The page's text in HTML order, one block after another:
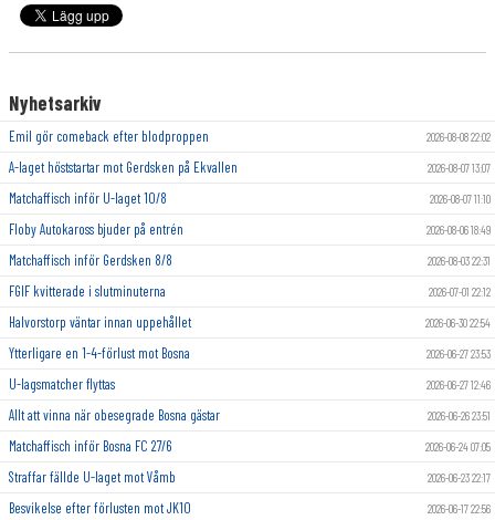
Nyhetsarkiv
Emil gör comeback efter blodproppen 2026-08-08 22:02
A-laget höststartar mot Gerdsken på Ekvallen 2026-08-07 13:07
Matchaffisch inför U-laget 10/8 2026-08-07 11:10
Floby Autokaross bjuder på entrén 2026-08-06 18:49
Matchaffisch inför Gerdsken 8/8 2026-08-03 22:31
FGIF kvitterade i slutminuterna 2026-07-01 22:12
Halvorstorp väntar innan uppehållet 2026-06-30 22:54
Ytterligare en 1-4-förlust mot Bosna 2026-06-27 23:53
U-lagsmatcher flyttas 2026-06-27 12:46
Allt att vinna när obesegrade Bosna gästar 2026-06-26 23:51
Matchaffisch inför Bosna FC 27/6 2026-06-24 07:05
Straffar fällde U-laget mot Våmb 2026-06-23 22:17
Besvikelse efter förlusten mot JK10 2026-06-17 22:56